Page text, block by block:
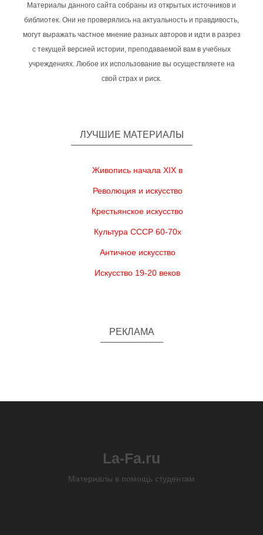
Материалы данного сайта собраны из открытых источников и
библиотек. Они не проверялись на актуальность и правдивость,
могут выражать частное мнение разных авторов и идти в разрез
с текущей версией истории, преподаваемой вам в учебных
учреждениях. Любое их использование вы осуществляете на
свой страх и риск.
ЛУЧШИЕ МАТЕРИАЛЫ
Живопись начала XIX в
Революция и искусство
Крестьянское искусство
Культура СССР 60-70х
Античное искусство
Искусство 19-20 веков
РЕКЛАМА
La-Fa.ru
Материалы в помощь студентам